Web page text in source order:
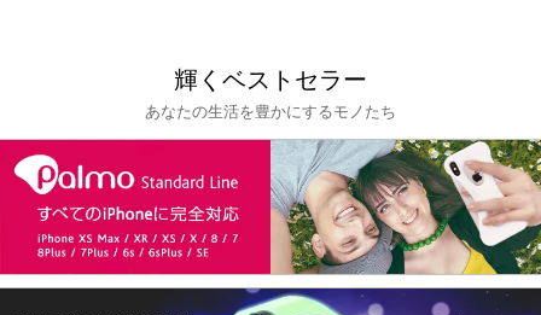
輝くベストセラー
あなたの生活を豊かにするモノたち